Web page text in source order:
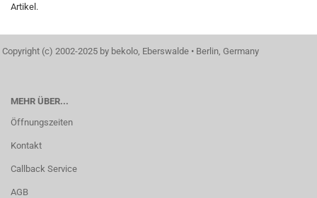
Artikel.
Copyright (c) 2002-2025 by bekolo, Eberswalde • Berlin, Germany
MEHR ÜBER...
Öffnungszeiten
Kontakt
Callback Service
AGB